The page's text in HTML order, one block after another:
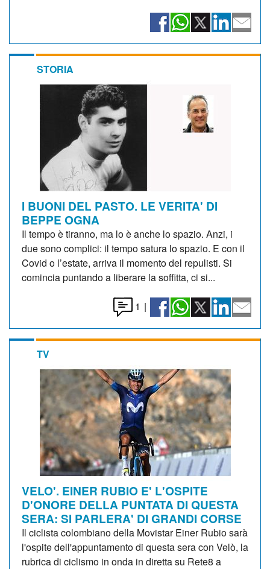
STORIA
I BUONI DEL PASTO. LE VERITA' DI
BEPPE OGNA
Il tempo è tiranno, ma lo è anche lo spazio. Anzi, i
due sono complici: il tempo satura lo spazio. E con il
Covid o l’estate, arriva il momento del repulisti. Si
comincia puntando a liberare la soffitta, ci si...
1 |
TV
VELO'. EINER RUBIO E' L'OSPITE
D'ONORE DELLA PUNTATA DI QUESTA
SERA: SI PARLERA' DI GRANDI CORSE
Il ciclista colombiano della Movistar Einer Rubio sarà
l'ospite dell'appuntamento di questa sera con Velò, la
rubrica di ciclismo in onda in diretta su Rete8 a